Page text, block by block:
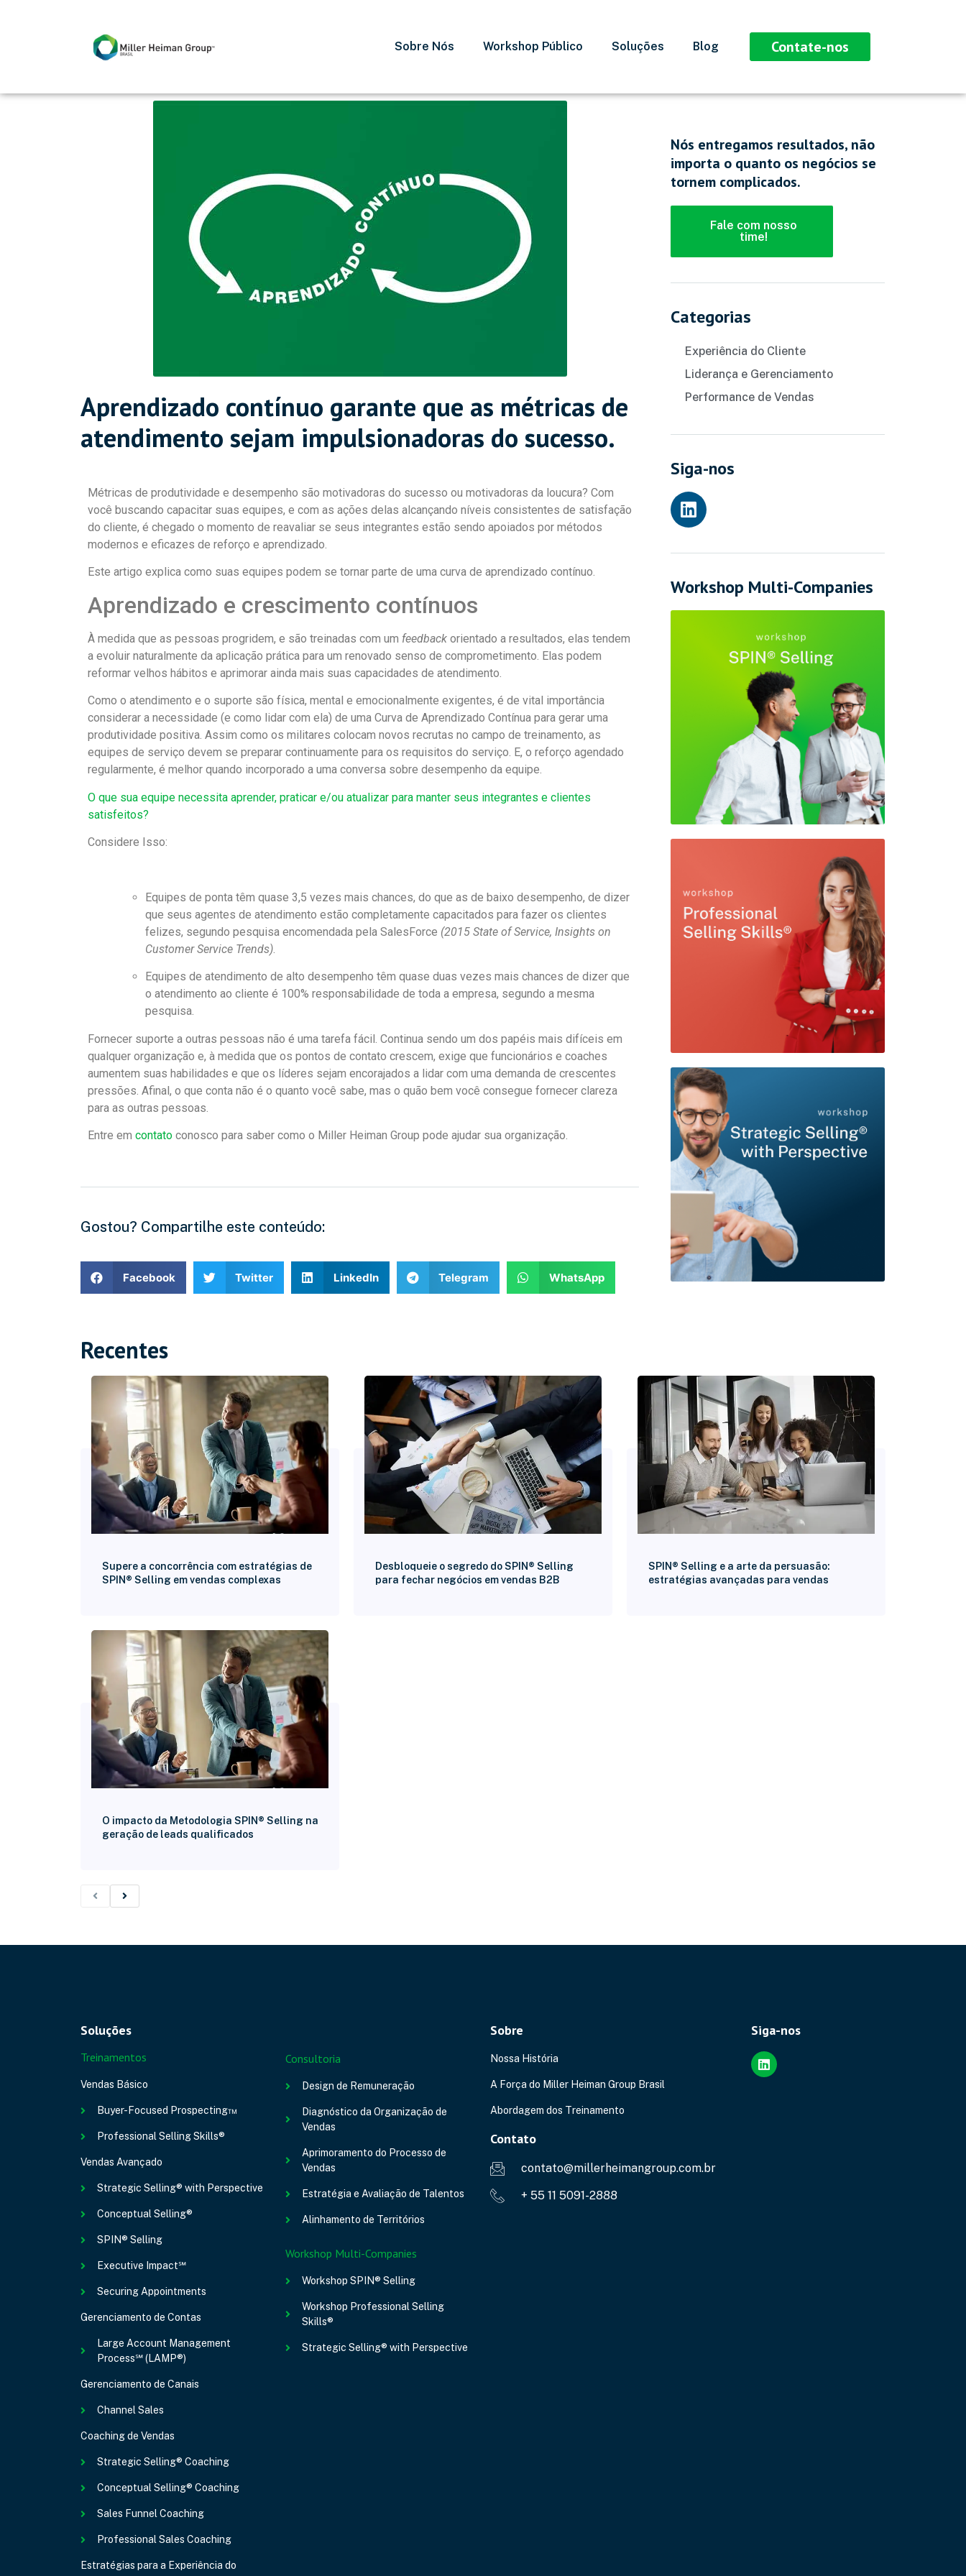
Sobre Nós Workshop Público Soluções Blog Contate-nos
Aprendizado contínuo garante que as métricas de
atendimento sejam impulsionadoras do sucesso.
Métricas de produtividade e desempenho são motivadoras do sucesso ou motivadoras da loucura? Com
você buscando capacitar suas equipes, e com as ações delas alcançando níveis consistentes de satisfação
do cliente, é chegado o momento de reavaliar se seus integrantes estão sendo apoiados por métodos
modernos e eficazes de reforço e aprendizado.
Este artigo explica como suas equipes podem se tornar parte de uma curva de aprendizado contínuo.
Aprendizado e crescimento contínuos
À medida que as pessoas progridem, e são treinadas com um feedback orientado a resultados, elas tendem
a evoluir naturalmente da aplicação prática para um renovado senso de comprometimento. Elas podem
reformar velhos hábitos e aprimorar ainda mais suas capacidades de atendimento.
Como o atendimento e o suporte são física, mental e emocionalmente exigentes, é de vital importância
considerar a necessidade (e como lidar com ela) de uma Curva de Aprendizado Contínua para gerar uma
produtividade positiva. Assim como os militares colocam novos recrutas no campo de treinamento, as
equipes de serviço devem se preparar continuamente para os requisitos do serviço. E, o reforço agendado
regularmente, é melhor quando incorporado a uma conversa sobre desempenho da equipe.
O que sua equipe necessita aprender, praticar e/ou atualizar para manter seus integrantes e clientes
satisfeitos?
Considere Isso:
Equipes de ponta têm quase 3,5 vezes mais chances, do que as de baixo desempenho, de dizer
que seus agentes de atendimento estão completamente capacitados para fazer os clientes
felizes, segundo pesquisa encomendada pela SalesForce (2015 State of Service, Insights on
Customer Service Trends)
Equipes de atendimento de alto desempenho têm quase duas vezes mais chances de dizer que
o atendimento ao cliente é 100% responsabilidade de toda a empresa, segundo a mesma
pesquisa.
Fornecer suporte a outras pessoas não é uma tarefa fácil. Continua sendo um dos papéis mais difíceis em
qualquer organização e, à medida que os pontos de contato crescem, exige que funcionários e coaches
aumentem suas habilidades e que os líderes sejam encorajados a lidar com uma demanda de crescentes
pressões. Afinal, o que conta não é o quanto você sabe, mas o quão bem você consegue fornecer clareza
para as outras pessoas.
Entre em contato conosco para saber como o Miller Heiman Group pode ajudar sua organização.
Gostou? Compartilhe este conteúdo:
Facebook Twitter LinkedIn Telegram WhatsApp
Nós entregamos resultados, não
importa o quanto os negócios se
tornem complicados.
Fale com nosso
time!
Categorias
Experiência do Cliente
Liderança e Gerenciamento
Performance de Vendas
Siga-nos
Workshop Multi-Companies
Recentes
Supere a concorrência com estratégias de
SPIN® Selling em vendas complexas
Desbloqueie o segredo do SPIN® Selling
para fechar negócios em vendas B2B
SPIN® Selling e a arte da persuasão:
estratégias avançadas para vendas
O impacto da Metodologia SPIN® Selling na
geração de leads qualificados
Soluções
Treinamentos
Vendas Básico
Buyer-Focused Prospecting™
Professional Selling Skills®
Vendas Avançado
Strategic Selling® with Perspective
Conceptual Selling®
SPIN® Selling
Executive Impact℠
Securing Appointments
Gerenciamento de Contas
Large Account Management
Process℠ (LAMP®)
Gerenciamento de Canais
Channel Sales
Coaching de Vendas
Strategic Selling® Coaching
Conceptual Selling® Coaching
Sales Funnel Coaching
Professional Sales Coaching
Estratégias para a Experiência do
Consultoria
Design de Remuneração
Diagnóstico da Organização de
Vendas
Aprimoramento do Processo de
Vendas
Estratégia e Avaliação de Talentos
Alinhamento de Territórios
Workshop Multi-Companies
Workshop SPIN® Selling
Workshop Professional Selling
Skills®
Strategic Selling® with Perspective
Sobre
Nossa História
A Força do Miller Heiman Group Brasil
Abordagem dos Treinamento
Contato
contato@millerheimangroup.com.br
+ 55 11 5091-2888
Siga-nos